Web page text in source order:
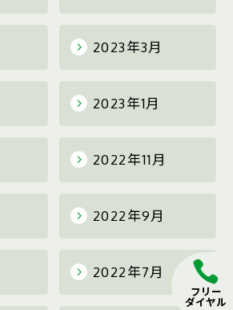
フリー
ダイヤル
2023年3月
2023年1月
2022年11月
2022年9月
2022年7月